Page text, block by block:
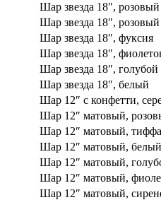
Шар звезда 18″,
Шар звезда 18″,
Шар звезда 18″, фуксия
Шар звезда 18″,
Шар звезда 18″, голубой
Шар звезда 18″, белый
Шар 12″ с конфетти,
Шар 12″ матовый,
Шар 12″ матовый,
Шар 12″ матовый, белый
Шар 12″ матовый,
Шар 12″ матовый,
Шар 12″ матовый,